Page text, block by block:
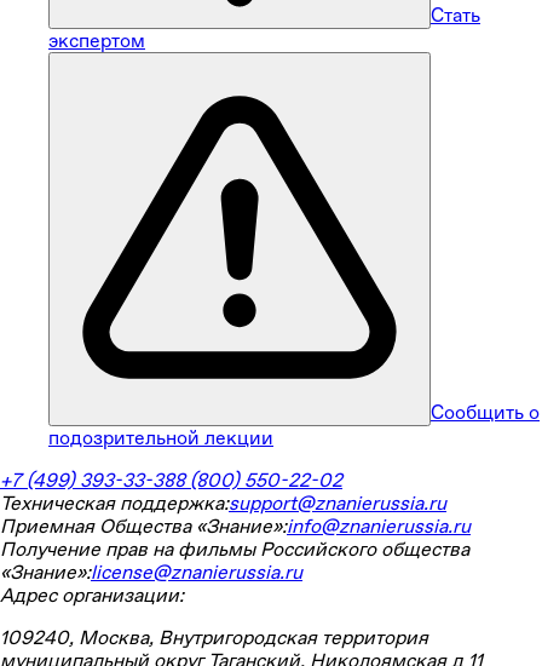
Стать
экспертом
Сообщить о
подозрительной лекции
+7 (499) 393-33-388 (800) 550-22-02
Техническая поддержка:support@znanierussia.ru
Приемная Общества «Знание»:info@znanierussia.ru
Получение прав на фильмы Российского общества
«Знание»:license@znanierussia.ru
Адрес организации:
109240, Москва, Внутригородская территория
муниципальный округ Таганский, Николоямская д 11